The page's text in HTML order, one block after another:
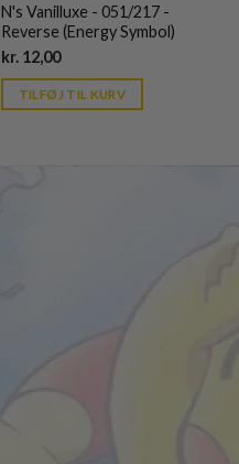
N's Vanilluxe - 051/217 -
Reverse (Energy Symbol)
kr.12,00Current
is:
kr. 39,95.
TILFØJ TIL KURV